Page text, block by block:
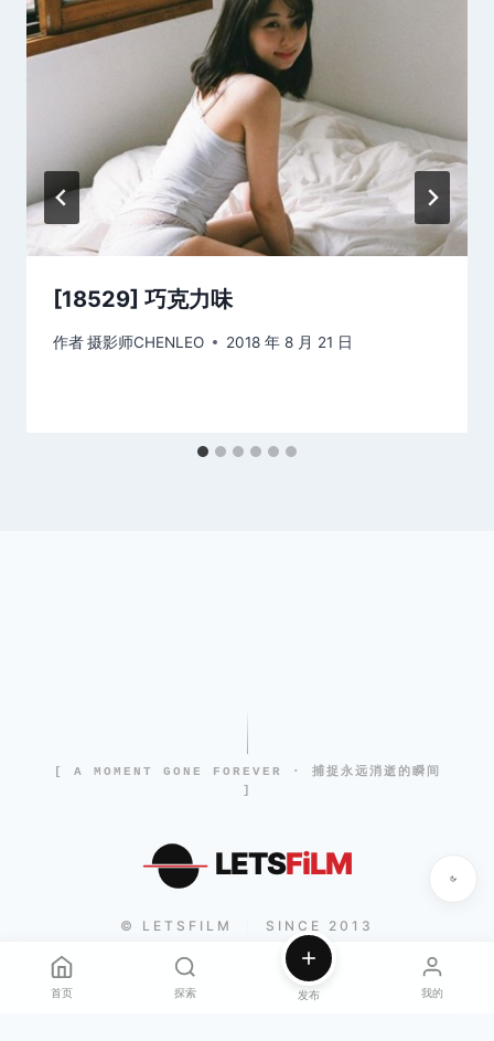
[18529] 巧克力味
作者摄影师CHENLEO 2018 年 8 月 21 日
[ A MOMENT GONE FOREVER · 捕捉永远消逝的瞬间
]
LETSFiLM
© LETSFILM SINCE 2013
首页 探索 发布 我的